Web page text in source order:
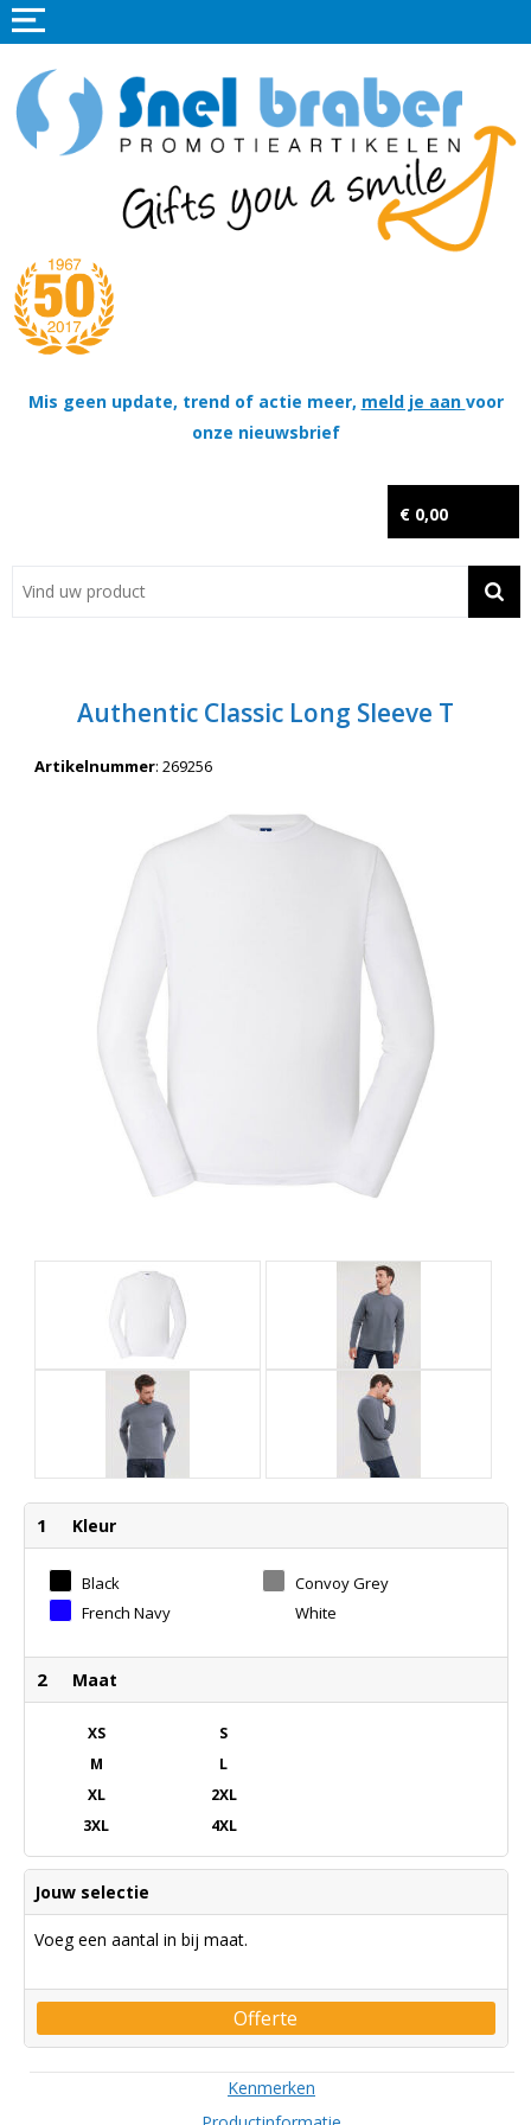
Mis geen update, trend of actie meer, meld je aan voor
onze nieuwsbrief
€ 0,00
Home
Promotieartikelen
Tassen
Thema's
Contact
Wil je snel een advies? Bel nu 053-7920045 of 06-55731304
Authentic Classic Long Sleeve T
Artikelnummer: 269256
1 Kleur
Black
Convoy Grey
French Navy
White
2 Maat
XS
S
M
L
XL
2XL
3XL
4XL
Jouw selectie
Voeg een aantal in bij maat.
Offerte
Kenmerken